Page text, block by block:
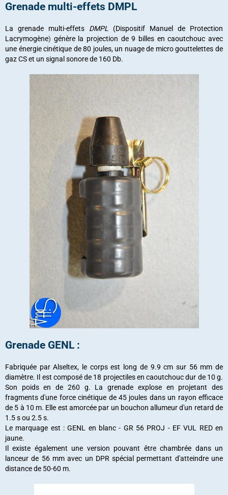
Grenade multi-effets DMPL
La grenade multi-effets DMPL
(Dispositif Manuel de Protection
Lacrymogène) génère la projection de 9 billes en caoutchouc avec
une énergie cinétique de 80 joules, un nuage de micro gouttelettes de
gaz CS et un signal sonore de 160 Db.
Grenade GENL :
Fabriquée par Alseltex, le corps est long de 9.9 cm sur 56 mm de
diamètre. Il est composé de 18 projectiles en caoutchouc dur de 10 g.
Son poids en de 260 g. La grenade explose en projetant des
fragments d'une force cinétique de 45 joules dans un rayon efficace
de 5 à 10 m. Elle est amorcée par un bouchon allumeur d'un retard de
1.5 s ou 2.5 s.
Le marquage est : GENL en blanc - GR 56 PROJ - EF VUL RED en
jaune.
Il existe également une version pouvant être chambrée dans un
lanceur de 56 mm avec un DPR spécial permettant d'atteindre une
distance de 50-60 m.